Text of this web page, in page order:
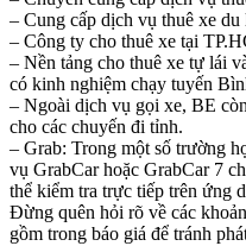
– Cung cấp dịch vụ thuê xe
– Công ty cho thuê xe tại
– Nền tảng cho thuê xe tự lái
có kinh nghiệm chạy tuyến
– Ngoài dịch vụ gọi xe, BE
cho các chuyến đi tỉnh.
– Grab: Trong một số trường
vụ GrabCar hoặc GrabCar 7
thể kiểm tra trực tiếp trên ứng
Đừng quên hỏi rõ về các
gồm trong báo giá để tránh